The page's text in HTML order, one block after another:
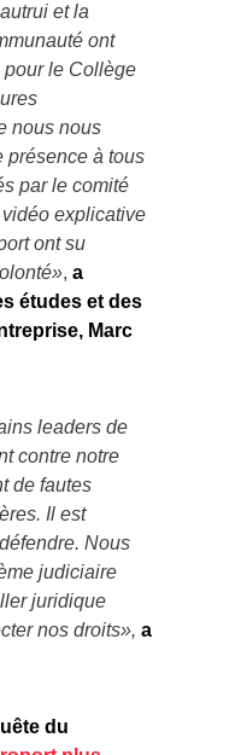
et la
ont
pour le Collège
nous nous
présence à tous
par le comité
explicative
ont su
, a
études et des
Marc
leaders de
contre notre
de fautes
Il est
Nous
judiciaire
juridique
nos droits», a
du